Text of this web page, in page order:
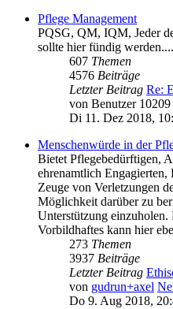
Pflege Management
PQSG, QM, IQM, Jeder
sollte hier fündig
607 Themen
4576 Beiträge
Letzter Beitrag Re:
von Benutzer
Di 11. Dez 2018,
Menschenwürde in der
Bietet Pflegebedürftigen,
ehrenamtlich Engagierten,
Zeuge von Verletzungen
Möglichkeit darüber zu
Unterstützung
Vorbildhaftes kann hier
273 Themen
3937 Beiträge
Letzter Beitrag
von gudrun+axel
Do 9. Aug 2018,